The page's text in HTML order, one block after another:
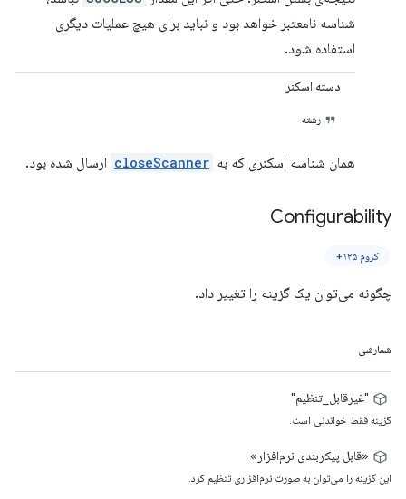
شناسه نامعتبر خواهد بود و نباید برای هیچ عملیات دیگری
استفاده شود.
دسته اسکنر
رشته
همان شناسه اسکنری که به closeScanner ارسال شده بود.
Configurability
کروم ۱۲۵+
چگونه می‌توان یک گزینه را تغییر داد.
شمارشی
"غیرقابل_تنظیم"
گزینه فقط خواندنی است.
«قابل پیکربندی نرم‌افزار»
این گزینه را می‌توان به صورت نرم‌افزاری تنظیم کرد.